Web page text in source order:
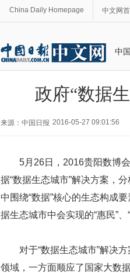
China Daily Homepage 中文网
中
政府“数据
来源：中国日报 2016-05-27 09:01:56
5月26日，2016贵阳数博
据“数据生态城市”解决方案，
中围绕“数据”核心的生态构成
据生态城市中会实现的“惠民”、
对于“数据生态城市”解决
领域，一方面顺应了国家大数